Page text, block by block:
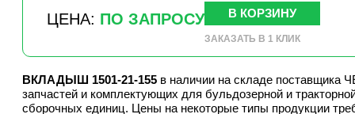
ЦЕНА: ПО ЗАПРОСУ В КОРЗИНУ
ЗАКАЗАТЬ В 1 КЛИК
ВКЛАДЫШ 1501-21-155 в наличии на складе
запчастей и комплектующих для бульдозерной и
сборочных единиц. Цены на некоторые типы продукции